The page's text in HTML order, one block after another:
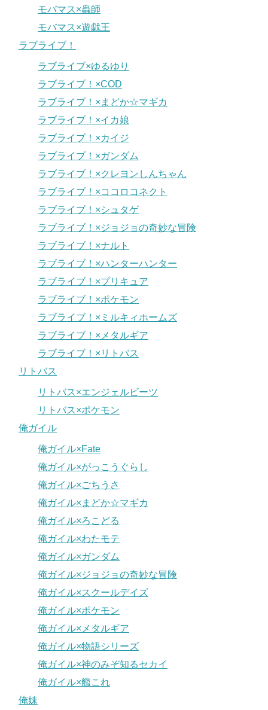
モバマス×蟲師
モバマス×遊戯王
ラブライブ！
ラブライブ×ゆるゆり
ラブライブ！×COD
ラブライブ！×まどか☆マギカ
ラブライブ！×イカ娘
ラブライブ！×カイジ
ラブライブ！×ガンダム
ラブライブ！×クレヨンしんちゃん
ラブライブ！×ココロコネクト
ラブライブ！×シュタゲ
ラブライブ！×ジョジョの奇妙な冒険
ラブライブ！×ナルト
ラブライブ！×ハンターハンター
ラブライブ！×プリキュア
ラブライブ！×ポケモン
ラブライブ！×ミルキィホームズ
ラブライブ！×メタルギア
ラブライブ！×リトバス
リトバス
リトバス×エンジェルビーツ
リトバス×ポケモン
俺ガイル
俺ガイル×Fate
俺ガイル×がっこうぐらし
俺ガイル×ごちうさ
俺ガイル×まどか☆マギカ
俺ガイル×ろこどる
俺ガイル×わたモテ
俺ガイル×ガンダム
俺ガイル×ジョジョの奇妙な冒険
俺ガイル×スクールデイズ
俺ガイル×ポケモン
俺ガイル×メタルギア
俺ガイル×物語シリーズ
俺ガイル×神のみぞ知るセカイ
俺ガイル×艦これ
俺妹